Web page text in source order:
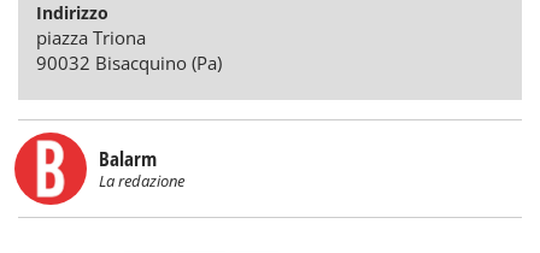
Indirizzo
piazza Triona
90032 Bisacquino (Pa)
Balarm
La redazione